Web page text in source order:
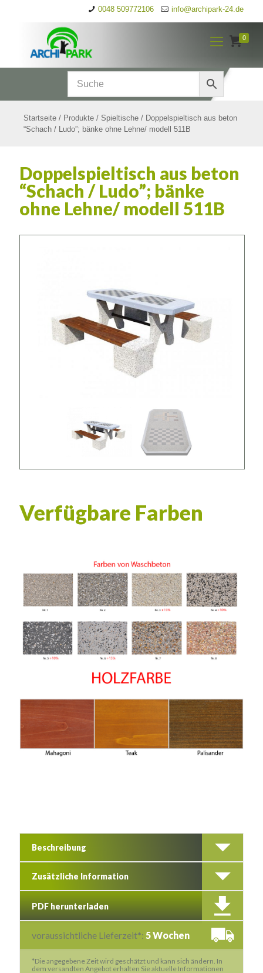
0048 509772106 info@archipark-24.de
0
Startseite / Produkte / Spieltische / Doppelspieltisch aus beton
“Schach / Ludo”; bänke ohne Lehne/ modell 511B
Doppelspieltisch aus beton
“Schach / Ludo”; bänke
ohne Lehne/ modell 511B
Verfügbare Farben
Beschreibung
Zusätzliche Information
PDF herunterladen
voraussichtliche Lieferzeit*: 5 Wochen
*Die angegebene Zeit wird geschätzt und kann sich ändern. In
dem versandten Angebot erhalten Sie aktuelle Informationen